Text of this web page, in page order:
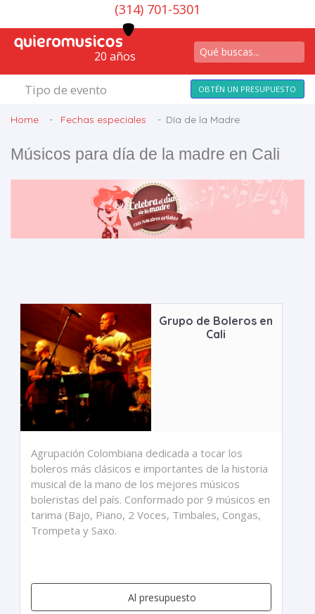
(314) 701-5301
20 años
Tipo de evento OBTÉN UN PRESUPUESTO
Home Fechas especiales Día de la Madre
Músicos para día de la madre en Cali
Grupo de Boleros en
Cali
Agrupación Colombiana dedicada a tocar los
boleros más clásicos e importantes de la historia
musical de la mano de los mejores músicos
boleristas del país. Conformado por 9 músicos en
tarima (Bajo, Piano, 2 Voces, Timbales, Congas,
Trompeta y Saxo.
Al presupuesto